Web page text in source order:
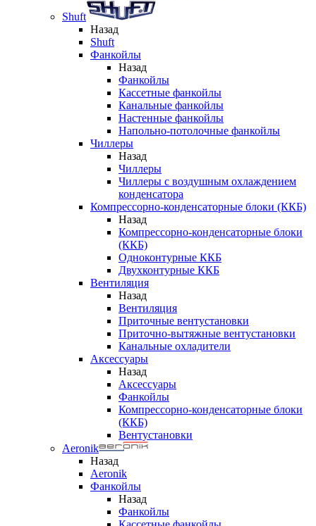
Shuft
Назад
Shuft
Фанкойлы
Назад
Фанкойлы
Кассетные фанкойлы
Канальные фанкойлы
Настенные фанкойлы
Напольно-потолочные фанкойлы
Чиллеры
Назад
Чиллеры
Чиллеры с воздушным охлаждением
конденсатора
Компрессорно-конденсаторные блоки (ККБ)
Назад
Компрессорно-конденсаторные блоки
(ККБ)
Одноконтурные ККБ
Двухконтурные ККБ
Вентиляция
Назад
Вентиляция
Приточные вентустановки
Приточно-вытяжные вентустановки
Канальные охладители
Аксессуары
Назад
Аксессуары
Фанкойлы
Компрессорно-конденсаторные блоки
(ККБ)
Вентустановки
Aeronik
Назад
Aeronik
Фанкойлы
Назад
Фанкойлы